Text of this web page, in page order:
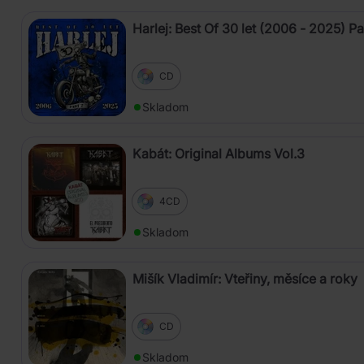
Harlej: Best Of 30 let (2006 - 2025)
CD
Skladom
Kabát: Original Albums Vol.3
4CD
Skladom
Mišík Vladimír: Vteřiny, měsíce a roky
CD
Skladom